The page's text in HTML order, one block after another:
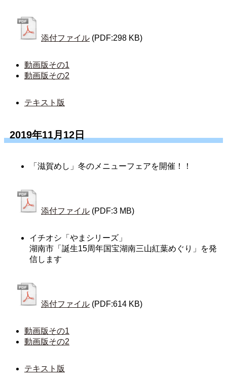
添付ファイル (PDF:298 KB)
動画版その1
動画版その2
テキスト版
2019年11月12日
「滋賀めし」冬のメニューフェアを開催！！
添付ファイル (PDF:3 MB)
イチオシ「やまシリーズ」
湖南市「誕生15周年国宝湖南三山紅葉めぐり」を発
信します
添付ファイル (PDF:614 KB)
動画版その1
動画版その2
テキスト版